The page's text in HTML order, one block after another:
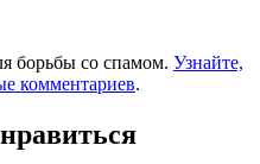
борьбы со спамом. Узнайте,
комментариев.